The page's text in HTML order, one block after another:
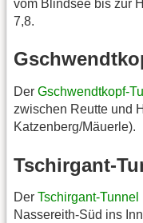
vom Blindsee bis zur
7,8.
Der Gschwendtkopf-
zwischen Reutte und
Katzenberg/Mäuerle).
Tschirgant-
Der Tschirgant-Tunnel
Nassereith-Süd ins